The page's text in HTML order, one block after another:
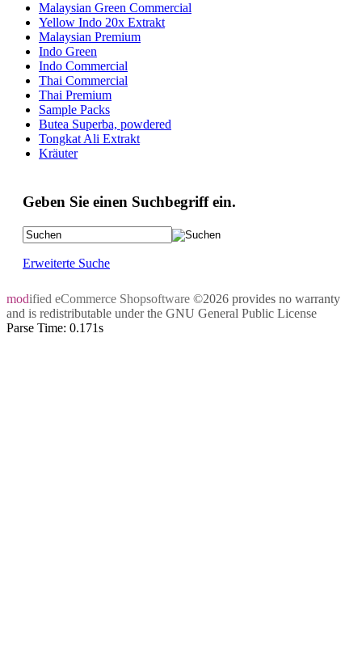
Malaysian Green Commercial
Yellow Indo 20x Extrakt
Malaysian Premium
Indo Green
Indo Commercial
Thai Commercial
Thai Premium
Sample Packs
Butea Superba, powdered
Tongkat Ali Extrakt
Kräuter
Geben Sie einen Suchbegriff ein.
Erweiterte Suche
modified eCommerce Shopsoftware ©2026 provides no warranty
and is redistributable under the GNU General Public License
Parse Time: 0.171s